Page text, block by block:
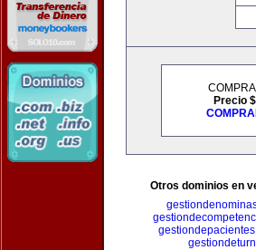
Precio $
Otros dominios en